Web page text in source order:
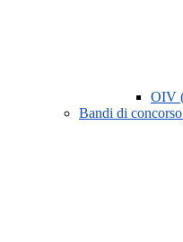
OIV
Bandi di concorso